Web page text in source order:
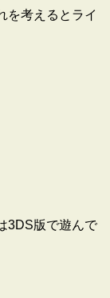
を考えるとライ
3DS版で遊んで